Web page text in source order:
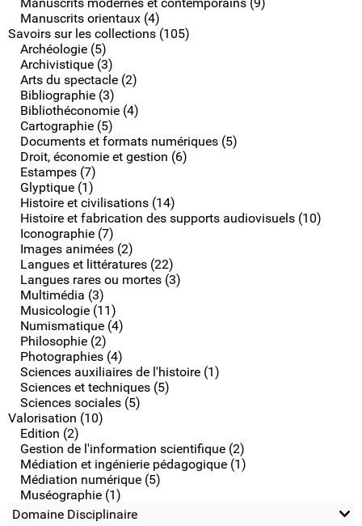
Manuscrits orientaux (4)
Savoirs sur les collections (105)
Archéologie (5)
Archivistique (3)
Arts du spectacle (2)
Bibliographie (3)
Bibliothéconomie (4)
Cartographie (5)
Documents et formats numériques (5)
Droit, économie et gestion (6)
Estampes (7)
Glyptique (1)
Histoire et civilisations (14)
Histoire et fabrication des supports audiovisuels (10)
Iconographie (7)
Images animées (2)
Langues et littératures (22)
Langues rares ou mortes (3)
Multimédia (3)
Musicologie (11)
Numismatique (4)
Philosophie (2)
Photographies (4)
Sciences auxiliaires de l'histoire (1)
Sciences et techniques (5)
Sciences sociales (5)
Valorisation (10)
Edition (2)
Gestion de l'information scientifique (2)
Médiation et ingénierie pédagogique (1)
Médiation numérique (5)
Muséographie (1)
Domaine Disciplinaire